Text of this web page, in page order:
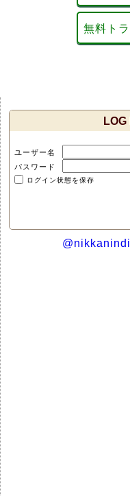
無料ト
LOG
ユーザー名
パスワード
ログイン状態を保存